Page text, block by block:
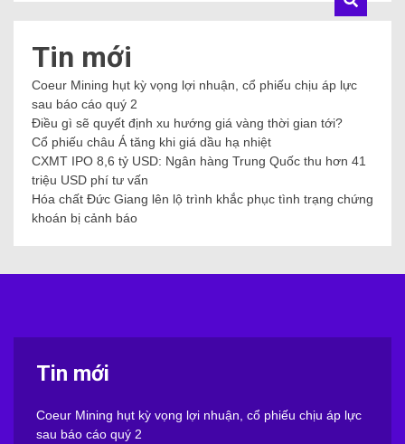
Tin mới
Coeur Mining hụt kỳ vọng lợi nhuận, cổ phiếu chịu áp lực
sau báo cáo quý 2
Điều gì sẽ quyết định xu hướng giá vàng thời gian tới?
Cổ phiếu châu Á tăng khi giá dầu hạ nhiệt
CXMT IPO 8,6 tỷ USD: Ngân hàng Trung Quốc thu hơn 41
triệu USD phí tư vấn
Hóa chất Đức Giang lên lộ trình khắc phục tình trạng chứng
khoán bị cảnh báo
Tin mới
Coeur Mining hụt kỳ vọng lợi nhuận, cổ phiếu chịu áp lực
sau báo cáo quý 2